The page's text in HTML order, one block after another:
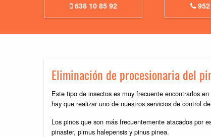
638 10 85 92 952
Eliminación de procesionaria del
Este tipo de insectos es muy frecuente encontrarlos
hay que realizar uno de nuestros servicios de control
Los pinos que son más frecuentemente atacados por
pinaster, pimus halepensis y pinus pinea.